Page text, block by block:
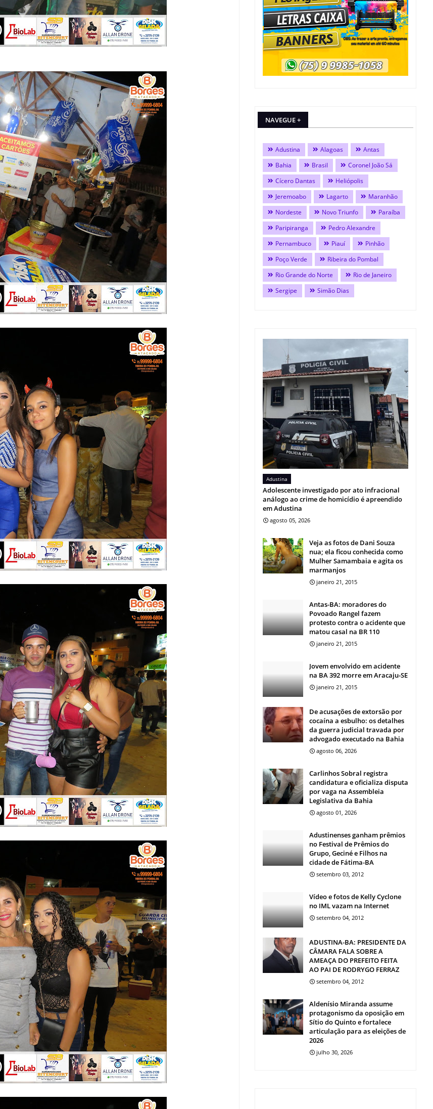
NAVEGUE +
Adustina Alagoas
Antas
Bahia
Brasil
Coronel João Sá
Cícero Dantas
Heliópolis
Jeremoabo
Lagarto
Maranhão
Nordeste
Novo Triunfo
Paraíba
Paripiranga
Pedro Alexandre
Pernambuco
Piauí
Pinhão
Poço Verde
Ribeira do Pombal
Rio Grande do Norte
Rio de Janeiro
Sergipe
Simão Dias
Adustina
Adolescente investigado por ato infracional
análogo ao crime de homicídio é apreendido
em Adustina
agosto 05, 2026
Veja as fotos de Dani Souza
nua; ela ficou conhecida como
Mulher Samambaia e agita os
marmanjos
janeiro 21, 2015
Antas-BA: moradores do
Povoado Rangel fazem
protesto contra o acidente que
matou casal na BR 110
janeiro 21, 2015
Jovem envolvido em acidente
na BA 392 morre em Aracaju-SE
janeiro 21, 2015
De acusações de extorsão por
cocaína a esbulho: os detalhes
da guerra judicial travada por
advogado executado na Bahia
agosto 06, 2026
Carlinhos Sobral registra
candidatura e oficializa disputa
por vaga na Assembleia
Legislativa da Bahia
agosto 01, 2026
Adustinenses ganham prêmios
no Festival de Prêmios do
Grupo, Geciné e Filhos na
cidade de Fátima-BA
setembro 03, 2012
Vídeo e fotos de Kelly Cyclone
no IML vazam na Internet
setembro 04, 2012
ADUSTINA-BA: PRESIDENTE DA
CÂMARA FALA SOBRE A
AMEAÇA DO PREFEITO FEITA
AO PAI DE RODRYGO FERRAZ
setembro 04, 2012
Aldenísio Miranda assume
protagonismo da oposição em
Sítio do Quinto e fortalece
articulação para as eleições de
2026
julho 30, 2026